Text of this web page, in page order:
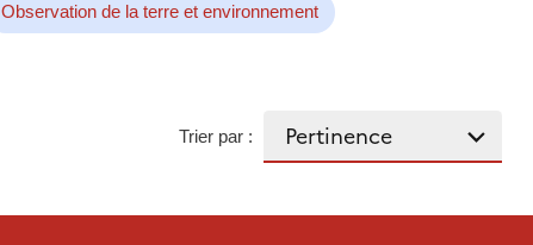
Observation de la terre et environnement
Trier par :